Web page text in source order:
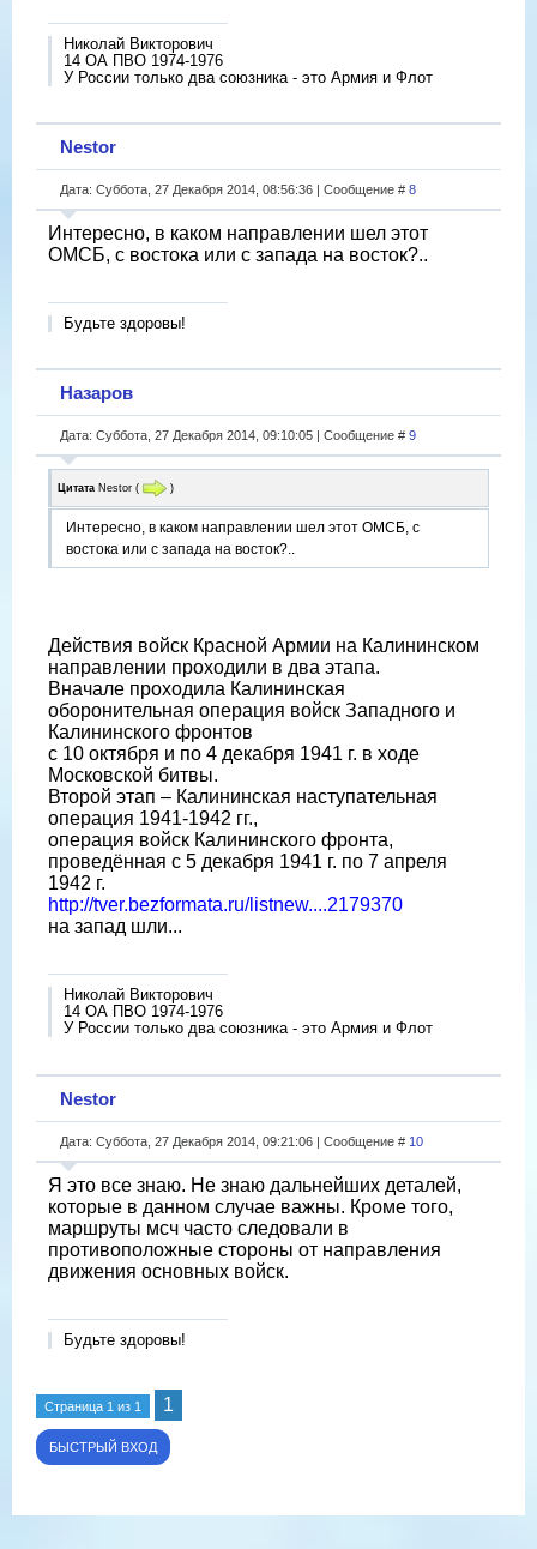
Николай Викторович
14 ОА ПВО 1974-1976
У России только два союзника - это Армия и Флот
Nestor
Дата: Суббота, 27 Декабря 2014, 08:56:36 | Сообщение # 8
Интересно, в каком направлении шел этот
ОМСБ, с востока или с запада на восток?..
Будьте здоровы!
Назаров
Дата: Суббота, 27 Декабря 2014, 09:10:05 | Сообщение # 9
Цитата Nestor ( )
Интересно, в каком направлении шел этот ОМСБ, с
востока или с запада на восток?..
Действия войск Красной Армии на Калининском
направлении проходили в два этапа.
Вначале проходила Калининская
оборонительная операция войск Западного и
Калининского фронтов
с 10 октября и по 4 декабря 1941 г. в ходе
Московской битвы.
Второй этап – Калининская наступательная
операция 1941-1942 гг.,
операция войск Калининского фронта,
проведённая с 5 декабря 1941 г. по 7 апреля
1942 г.
http://tver.bezformata.ru/listnew....2179370
на запад шли...
Николай Викторович
14 ОА ПВО 1974-1976
У России только два союзника - это Армия и Флот
Nestor
Дата: Суббота, 27 Декабря 2014, 09:21:06 | Сообщение # 10
Я это все знаю. Не знаю дальнейших деталей,
которые в данном случае важны. Кроме того,
маршруты мсч часто следовали в
противоположные стороны от направления
движения основных войск.
Будьте здоровы!
Страница 1 из 1 1